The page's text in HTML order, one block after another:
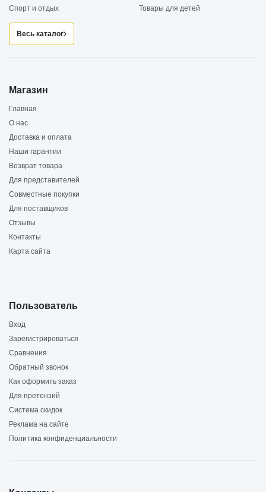
Спорт и отдых
Товары для детей
Весь каталог
Магазин
Главная
О нас
Доставка и оплата
Наши гарантии
Возврат товара
Для представителей
Совместные покупки
Для поставщиков
Отзывы
Контакты
Карта сайта
Пользователь
Вход
Зарегистрироваться
Сравнения
Обратный звонок
Как оформить заказ
Для претензий
Система скидок
Реклама на сайте
Политика конфиденциальности